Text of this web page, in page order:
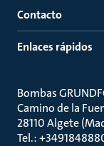
Contacto
Enlaces rápidos
Bombas
Camino de la
28110 Algete
Tel.: